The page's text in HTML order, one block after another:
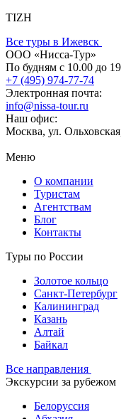
TIZH
Все туры в Ижевск
ООО «Нисса-Тур»
По будням с 10.00 до
+7 (495) 974-77-74
Электронная почта:
info@nissa-tour.ru
Наш офис:
Москва, ул.
Меню
О компании
Туристам
Агентствам
Блог
Контакты
Туры по России
Золотое кольцо
Санкт-Петербург
Калининград
Казань
Алтай
Байкал
Все направления
Экскурсии за рубежом
Белоруссия